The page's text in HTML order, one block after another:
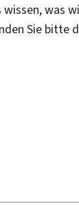
was
Sie bitte